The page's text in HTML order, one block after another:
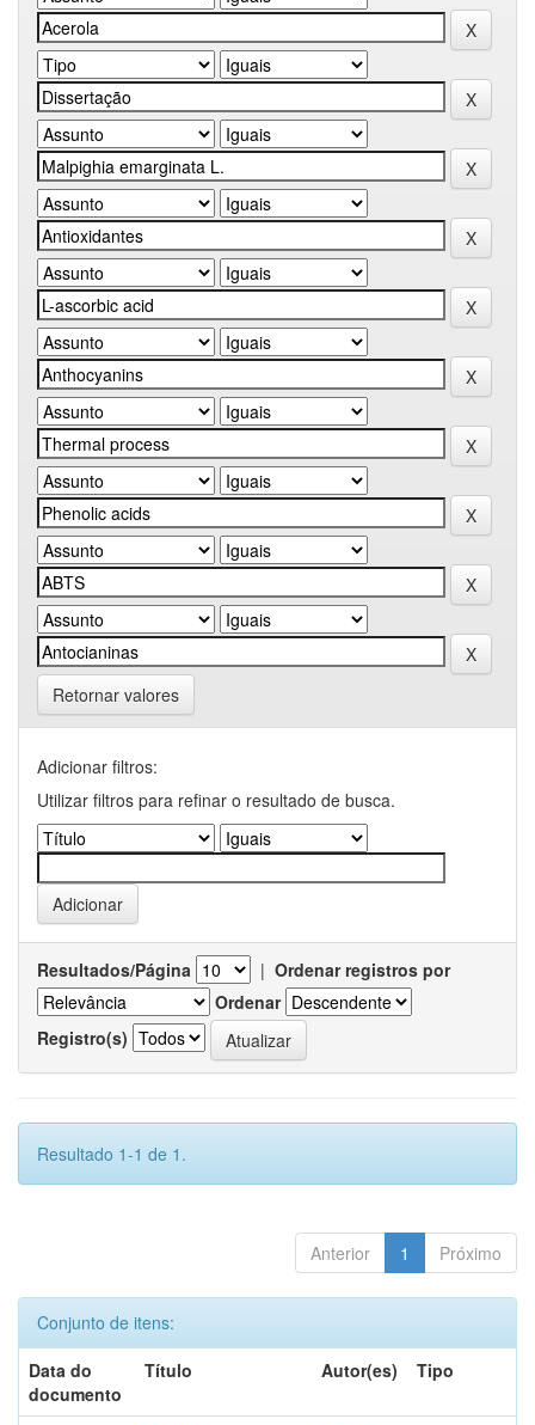
Retornar valores
Adicionar filtros:
Utilizar filtros para refinar o resultado de busca.
Resultados/Página | Ordenar registros por
Ordenar
Registro(s)
Resultado 1-1 de 1.
Anterior 1 Próximo
Conjunto de itens:
Data do
documento
Título Autor(es) Tipo